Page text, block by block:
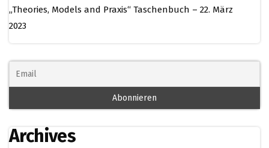
„Theories, Models and Praxis“ Taschenbuch – 22. März
2023
Archives